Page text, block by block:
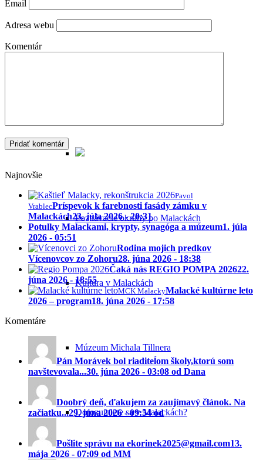
Poznávacie okruhy po Malackách
Kultúra v Malackách
Múzeum Michala Tillnera
Dorozumiete sa v Malackách?
Email
Adresa webu
Komentár
Najnovšie
Pavol
VrablecPríspevok k farebnosti fasády zámku v
Malackách23. júla 2026 - 20:31
Potulky Malackami, krypty, synagóga a múzeum1. júla
2026 - 05:51
Rodina mojich predkov
Vícenovcov zo Zohoru28. júna 2026 - 18:38
Čaká nás REGIO POMPA 202622.
júna 2026 - 18:55
MCK MalackyMalacké kultúrne leto
2026 – program18. júna 2026 - 17:58
Komentáre
Pán Morávek bol riaditeĺom školy,ktorú som
navštevovala...30. júna 2026 - 03:08 od Dana
Doobrý deň, ďakujem za zaujímavý článok. Na
začiatku...29. júna 2026 - 09:54 od
Pošlite správu na ekorinek2025@gmail.com13.
mája 2026 - 07:09 od MM